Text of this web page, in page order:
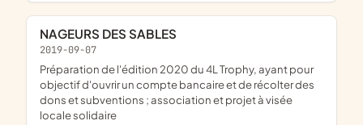
NAGEURS DES SABLES
2019-09-07
préparation de l'édition 2020 du 4L Trophy, ayant pour
objectif d'ouvrir un compte bancaire et de récolter des
dons et subventions ; association et projet à visée
locale solidaire